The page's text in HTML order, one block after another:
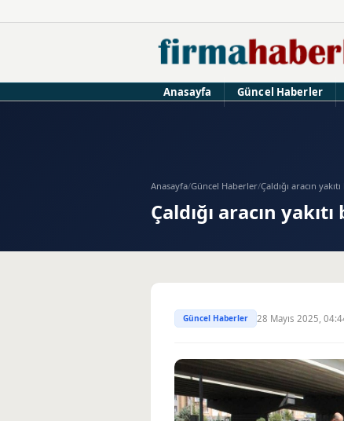
Anasayfa Güncel Haberler
Anasayfa/Güncel Haberler/Çaldığı aracın
Çaldığı aracın
Güncel Haberler 28 Mayıs 2025,